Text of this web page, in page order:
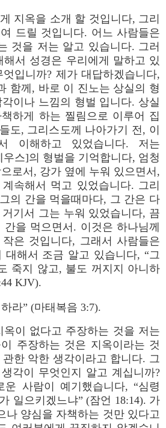
지옥을 소개 할 것입니다, 그리
드릴 것입니다. 어느 사람들은
것을 저는 알고 있습니다. 그러
서 성경은 우리에게 말하고 있
입니까? 제가 대답하겠습니다,
함께, 바로 이 진노는 상실의 형
이나 느낌의 형벌 입니다. 상실
하게 하는 찔림으로 이루어 집
도, 그리스도께 나아가기 전, 이
이해하고 있었습니다. 저는
우스]의 형벌을 기억합니다, 엄청
로서, 강가 옆에 누워 있으면서,
속해서 먹고 있었습니다. 그리
의 간을 먹을때마다, 그 간은 다
기서 그는 누워 있었습니다, 끔
을 먹으면서. 이것은 하나님께
은 것입니다, 그래서 사람들은
대해서 조금 알고 있습니다, “그
죽지 않고, 불도 꺼지지 아니하
KJV).
라” (마태복음 3:7).
옥이 없다고 주장하는 것을 저는
주장하는 것은 지옥이라는 것
한 악한 생각이라고 합니다. 그
각이 무엇인지 알고 계십니까?
운 사람이 예기했습니다, “심령
일으키겠느냐” (잠언 18:14). 가
나 양심을 자책하는 것만 있다고